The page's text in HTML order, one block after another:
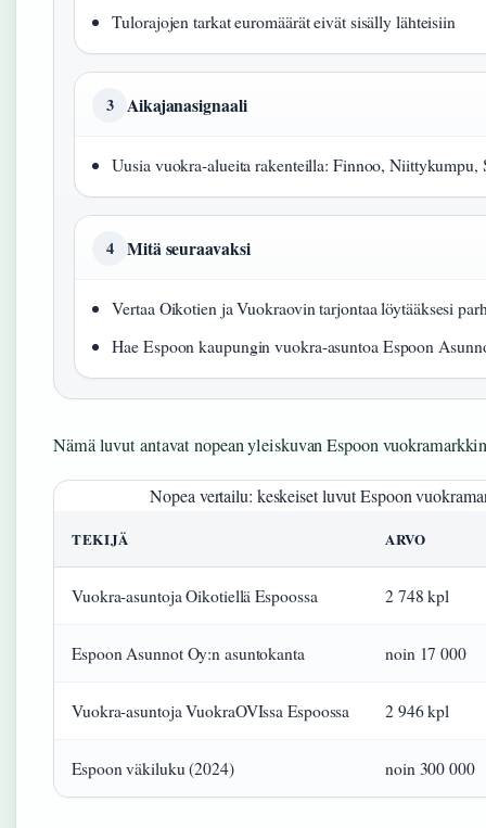
Tulorajojen tarkat euromäärät eivät sisälly lähteisiin
3 Aikajanasignaali
Uusia vuokra-alueita rakenteilla: Finnoo,
4 Mitä seuraavaksi
Vertaa Oikotien ja Vuokraovin tarjontaa löytääksesi
Hae Espoon kaupungin vuokra-asuntoa Espoon
Nämä luvut antavat nopean yleiskuvan Espoon
Nopea vertailu: keskeiset luvut Espoon
TEKIJÄ ARVO
Vuokra-asuntoja Oikotiellä Espoossa 2 748 kpl
Espoon Asunnot Oy:n asuntokanta noin 17 000
Vuokra-asuntoja VuokraOVIssa Espoossa 2 946 kpl
Espoon väkiluku (2024) noin 300 000